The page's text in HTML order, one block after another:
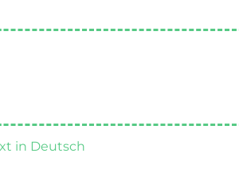
in Deutsch